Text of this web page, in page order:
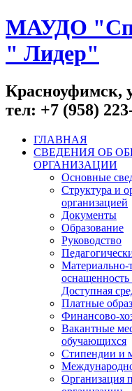
МАУДО
" Лидер"
Красноуфимск,
тел: +7 (958)
ГЛАВНАЯ
СВЕДЕНИЯ ОБ
ОРГАНИЗАЦИИ
Основные
Структура и
организацией
Документы
Образование
Руководство
Материально-
оснащенность
Доступная
Платные
Финансово-
Вакантные
обучающихся
Стипендии и
Организация